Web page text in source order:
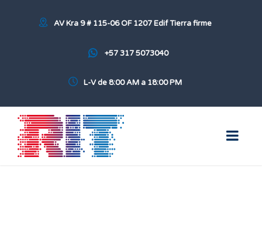
AV Kra 9 # 115-06 OF 1207 Edif Tierra firme
+57 317 5073040
L-V de 8:00 AM a 18:00 PM